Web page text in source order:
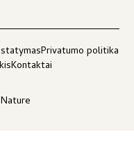
Privatumo politika
Kontaktai